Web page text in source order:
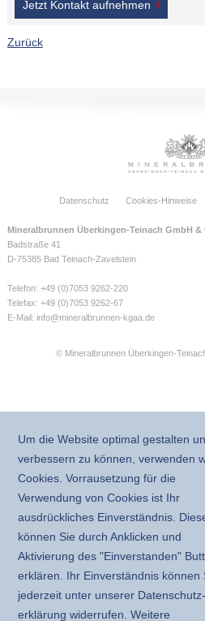
Jetzt Kontakt aufnehmen
Zurück
Datenschutz Cookies-Hinweise
Mineralbrunnen Überkingen-Teinach GmbH &
Badstraße 41
D-75385 Bad Teinach-Zavelstein
Telefon: +49 (0)7053 9262-220
Telefax: +49 (0)7053 9262-67
E-Mail: info@mineralbrunnen-kgaa.de
© Mineralbrunnen Überkingen-
Um die Website optimal gestalten
verbessern zu können, verwenden
Cookies. Vorrausetzung für die
Verwendung von Cookies ist Ihr
ausdrückliches Einverständnis.
können Sie durch Anklicken und
Aktivierung des "Einverstanden"
erklären. Ihr Einverständnis können
jederzeit unter unserer Daten­schutz­
erklärung widerrufen. Weitere